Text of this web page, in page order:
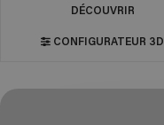
DÉCOUVRIR
CONFIGURATEUR 3D